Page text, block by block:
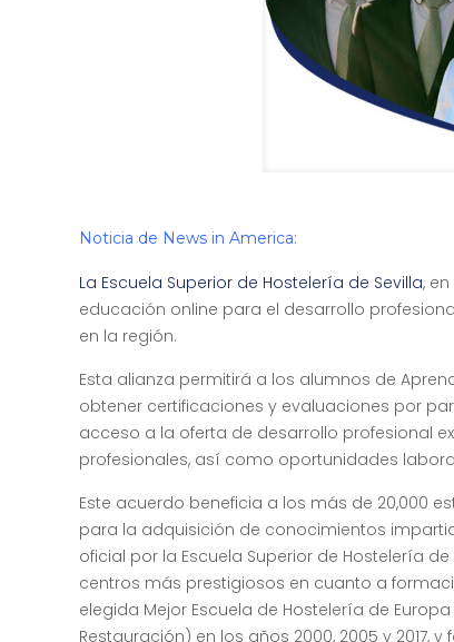
Noticia de News in America:
La Escuela Superior de Hostelería de Sevilla,
educación online para el desarrollo
en la región.
Esta alianza permitirá a los alumnos de
obtener certificaciones y evaluaciones por
acceso a la oferta de desarrollo profesional
profesionales, así como oportunidades
Este acuerdo beneficia a los más de 20,000
para la adquisición de conocimientos
oficial por la Escuela Superior de Hostelería
centros más prestigiosos en cuanto a
elegida Mejor Escuela de Hostelería de
Restauración) en los años 2000, 2005 y